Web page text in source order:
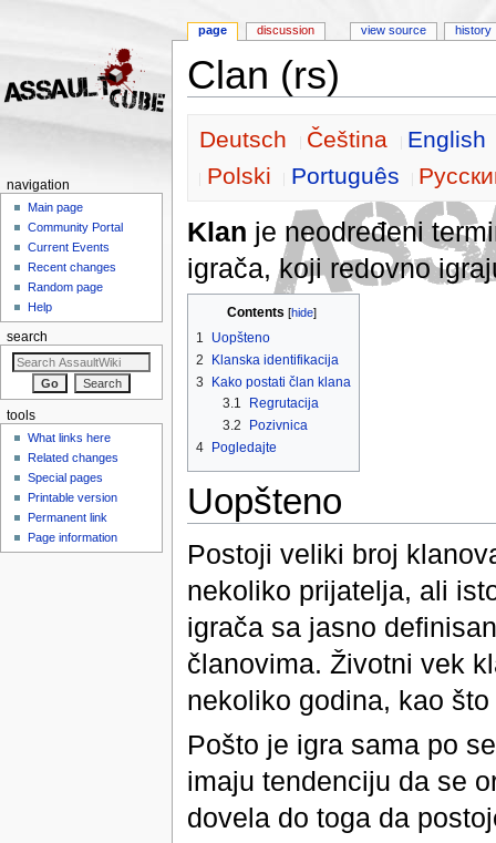
Clan (rs)
Deutsch Čeština
English
Polski
Português
Klan je neodređeni
igrača, koji redovno
Contents [hide]
1
Uopšteno
2
Klanska identifikacija
3
Kako postati član klana
3.1
Regrutacija
3.2
Pozivnica
4
Pogledajte
Uopšteno
Postoji veliki broj
nekoliko prijatelja, ali
igrača sa jasno
članovima. Životni vek
nekoliko godina, kao
Pošto je igra sama po
imaju tendenciju da se
dovela do toga da
page discussion view source history
navigation
Main page
Community Portal
Current Events
Recent changes
Random page
Help
search
tools
What links here
Related changes
Special pages
Printable version
Permanent link
Page information